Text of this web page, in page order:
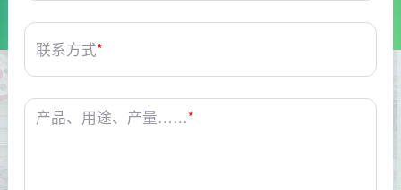
联系方式*
产品、用途、产量……*